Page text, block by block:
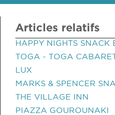
Articles relatifs
HAPPY NIGHTS SNACK
TOGA - TOGA
LUX
MARKS & SPENCER
THE VILLAGE INN
PIAZZA GOUROUNAKI